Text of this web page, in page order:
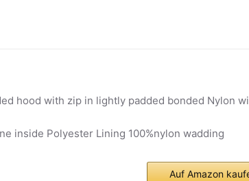
hood with zip in lightly padded bonded Nylon
inside Polyester Lining 100%nylon wadding
Auf Amazon